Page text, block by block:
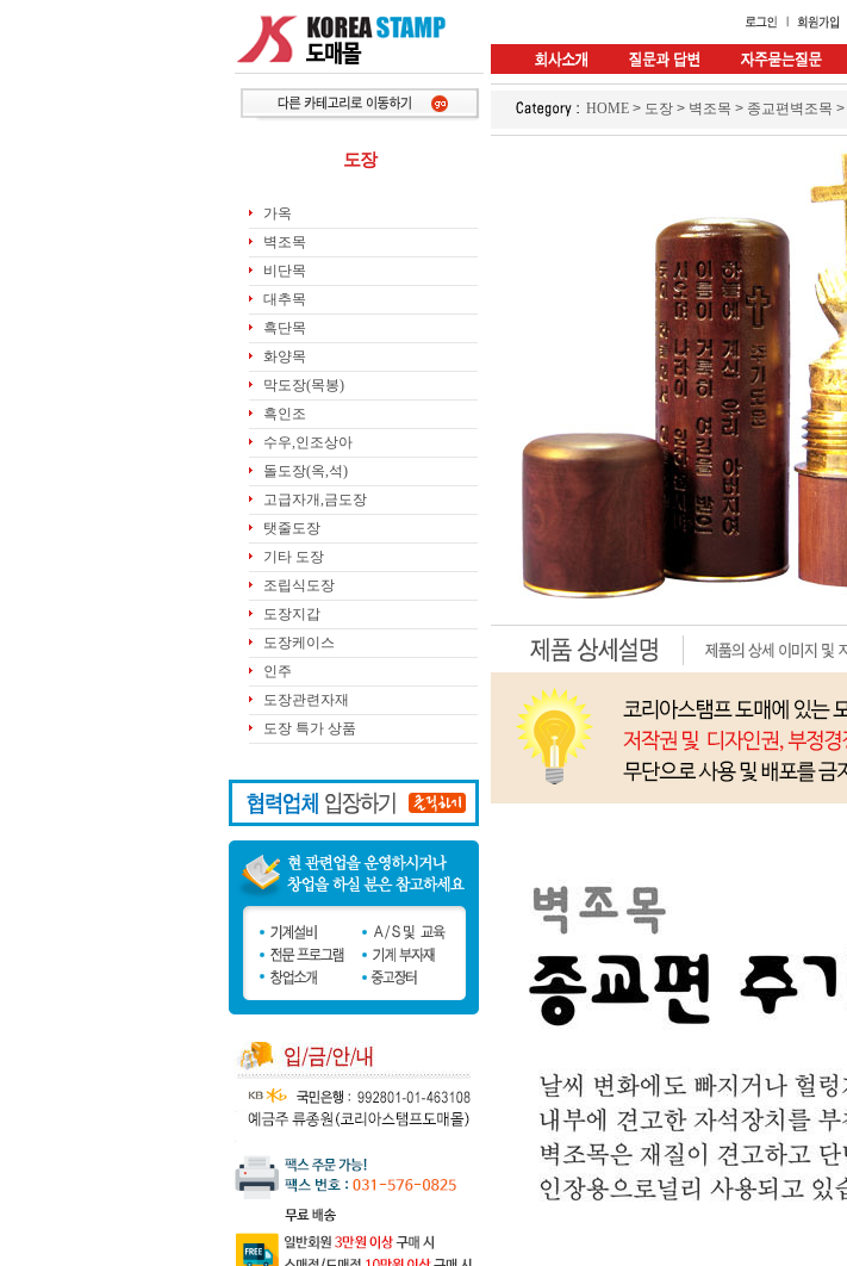
도장
가옥
벽조목
비단목
대추목
흑단목
화양목
막도장(목봉)
흑인조
수우,인조상아
돌도장(옥,석)
고급자개,금도장
탯줄도장
기타 도장
조립식도장
도장지갑
도장케이스
인주
도장관련자재
도장 특가 상품
HOME > 도장 > 벽조목 > 종교편벽조목 >